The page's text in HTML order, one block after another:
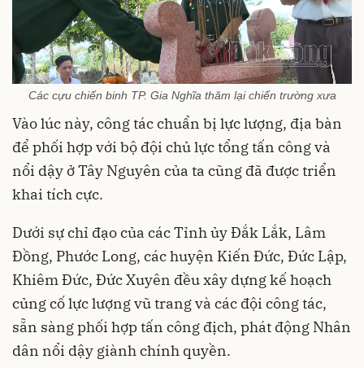
Các cựu chiến binh TP. Gia Nghĩa thăm lại chiến trường xưa
Vào lúc này, công tác chuẩn bị lực lượng, địa bàn
để phối hợp với bộ đội chủ lực tổng tấn công và
nổi dậy ở Tây Nguyên của ta cũng đã được triển
khai tích cực.
Dưới sự chỉ đạo của các Tỉnh ủy Đắk Lắk, Lâm
Đồng, Phước Long, các huyện Kiến Đức, Đức Lập,
Khiêm Đức, Đức Xuyên đều xây dựng kế hoạch
củng cố lực lượng vũ trang và các đội công tác,
sẵn sàng phối hợp tấn công địch, phát động Nhân
dân nổi dậy giành chính quyền.